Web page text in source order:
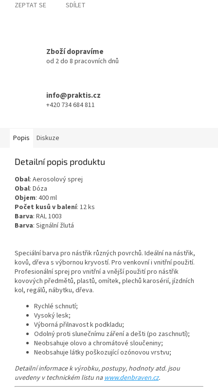
ZEPTAT SE SDÍLET
Zboží dopravíme
od 2 do 8 pracovních dnů
info@praktis.cz
+420 734 684 811
Popis Diskuze
Detailní popis produktu
Obal: Aerosolový sprej
Obal: Dóza
Objem: 400 ml
Počet kusů v balení: 12 ks
Barva: RAL 1003
Barva: Signální žlutá
Speciální barva pro nástřik různých povrchů. Ideální na nástřik,
kovů, dřeva s výbornou kryvostí. Pro venkovní i vnitřní použití.
Profesionální sprej pro vnitřní a vnější použití pro nástřik
kovových předmětů, plastů, omítek, plechů karosérií, jízdních
kol, regálů, nábytku, dřeva.
Rychlé schnutí;
Vysoký lesk;
Výborná přilnavost k podkladu;
Odolný proti slunečnímu záření a dešti (po zaschnutí);
Neobsahuje olovo a chromátové sloučeniny;
Neobsahuje látky poškozující ozónovou vrstvu;
Detailní informace k výrobku, postupy, hodnoty atd. jsou
uvedeny v technickém listu nawww.denbraven.cz.